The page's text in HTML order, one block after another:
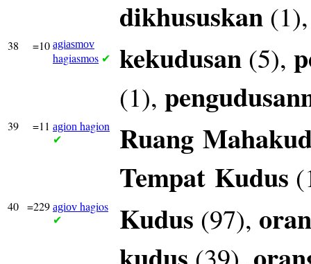
dikhususkan
38 =10 agiasmov
hagiasmos ✔ kekudusan (5),
(1),
39 =11 agion hagion
✔ Ruang
Tempat Kudus
40 =229 agiov hagios
✔ Kudus (97),